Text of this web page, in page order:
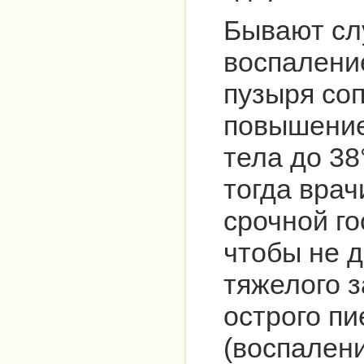
Бывают
пузыря
тела до
тогда
срочной
чтобы не
тяжелого
острого